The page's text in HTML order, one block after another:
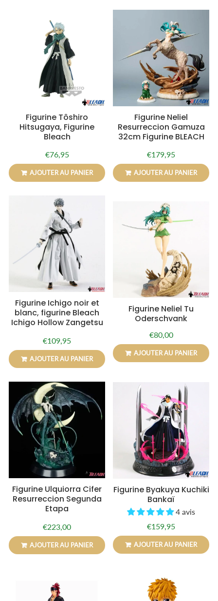
Figurine Tôshiro
Hitsugaya, Figurine
Bleach
Prix
régulier
€76,95€76,95
AJOUTER AU PANIER
Figurine Neliel
Resurreccion Gamuza
32cm Figurine BLEACH
Prix
régulier
€179,95
AJOUTER AU PANIER
Figurine Ichigo noir et
blanc, figurine Bleach
Ichigo Hollow Zangetsu
Prix
régulier
€109,95
AJOUTER AU PANIER
Figurine Neliel Tu
Oderschvank
Prix
régulier
€80,00€80,00
AJOUTER AU PANIER
Figurine Ulquiorra Cifer
Resurreccion Segunda
Etapa
Prix
régulier
€223,00
AJOUTER AU PANIER
Figurine Byakuya Kuchiki
Bankaï
4 avis
Prix
régulier
€159,95
AJOUTER AU PANIER